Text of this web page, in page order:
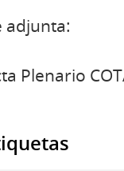
adjunta:
Plenario